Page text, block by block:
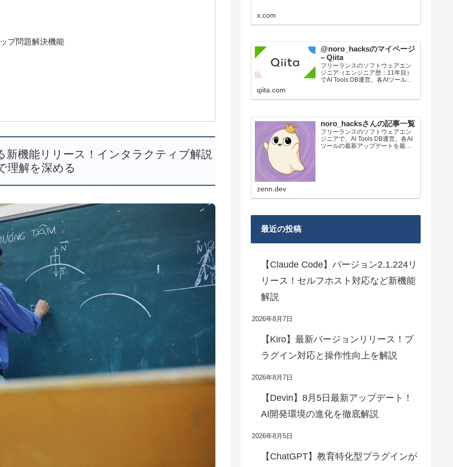
プ問題解決機能
新機能リリース！インタラクティブ解説
理解を深める
x.com
@noro_hacksのマイページ
– Qiita
フリーランスのソフトウェアエン
ジニア（エンジニア歴：11年目）
でAI Tools DB運営。各AIツールの
能やモデル更新の要点、実務目線
qiita.com
noro_hacksさんの記事一覧
フリーランスのソフトウェアエン
ジニアで、AI Tools DB運営。各AI
ツールの最新アップデートを最速
zenn.dev
最近の投稿
【Claude Code】バージョン2.1.224リ
リース！セルフホスト対応など新機能
解説
2026年8月7日
【Kiro】最新バージョンリリース！プ
ラグイン対応と操作性向上を解説
2026年8月7日
【Devin】8月5日最新アップデート！
AI開発環境の進化を徹底解説
2026年8月5日
【ChatGPT】教育特化型プラグインが